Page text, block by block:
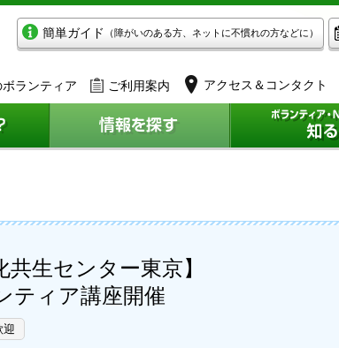
簡単ガイド （障がいのある方、ネットに不慣れの方などに）
ランティア ご利用案内 アクセス＆コンタクト
共生センター東京】
ティア講座開催
迎